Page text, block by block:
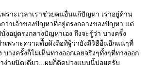
ราะเวลาเราช่วยคนอื่นแก้ปัญหา เราอยู่ด้าน
ว่าเจ้าของปัญหาที่อยู่ตรงกลางของปัญหา แต่
นั่งอยู่ตรงกลางปัญหาเอง ถึงจะรู้ว่า บางครั้ง
เพราะความดื้อดึงถือทิฐิว่ายังมีวิธีอื่นอีกแน่ๆที่
บางครั้งก็ไม่เห็นทางออกเลยจริงๆทั้งๆที่ทางออก
ง่ายนิดเดียว...ผมก็ติดบ่วงแบบนี้บ่อยครับ